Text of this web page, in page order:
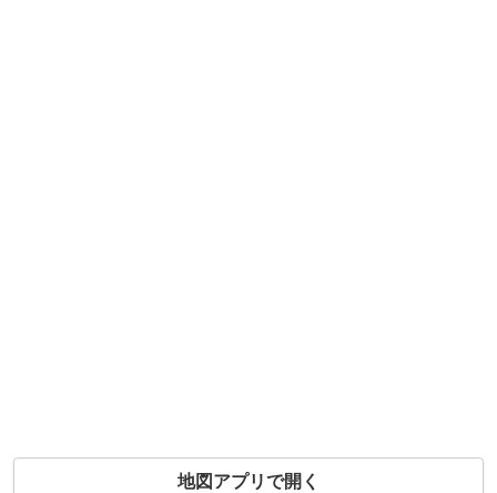
地図アプリで開く